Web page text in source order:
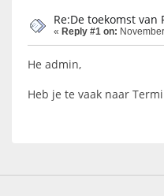
Re:De toekomst van
« Reply #1 on:
He admin,
Heb je te vaak naar